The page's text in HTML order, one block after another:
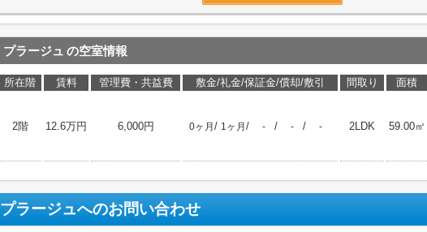
プラージュ の空室情報
所在階 賃料 管理費・共益費 敷金/礼金/保証金/償却/敷引 間取り 面積
2階 12.6万円 6,000円 0ヶ月 / 1ヶ月 / - / - / - 2LDK 59.00㎡
プラージュへのお問い合わせ